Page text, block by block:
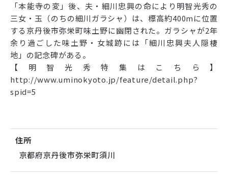
「本能寺の変」後、夫・細川忠興の命により明智光秀の
三女・玉（のちの細川ガラシャ）は、標高約400mに位置
する京丹後市弥栄町味土野に幽閉された。ガラシャが2年
余り過ごした味土野・女城跡には「細川忠興夫人隠棲
地」の記念碑がある。
【明智光秀特集はこちら】
http://www.uminokyoto.jp/feature/detail.php?
spid=5
住所
京都府京丹後市弥栄町須川